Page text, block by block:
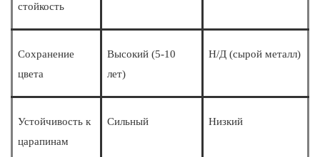
стойкость
Сохранение
цвета
Высокий (5-10
лет)
Н/Д (сырой металл)
Устойчивость к
царапинам
Сильный Низкий